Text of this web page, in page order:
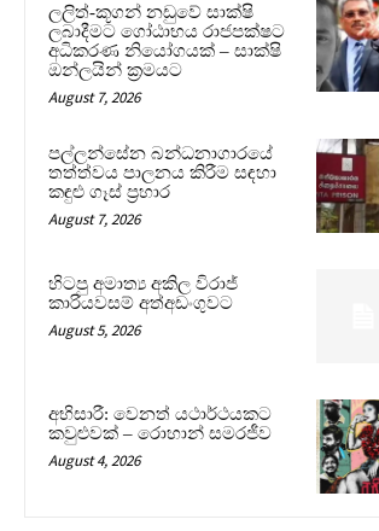
ලලිත්-කූගන් නඩුවේ සාක්ෂි
ලබාදීමට ගෝඨාභය රාජපක්ෂට
අධිකරණ නියෝගයක් – සාක්ෂි
ඔන්ලයින් ක්‍රමයට
August 7, 2026
පල්ලන්සේන බන්ධනාගාරයේ
තත්ත්වය පාලනය කිරීම සඳහා
කඳුළු ගෑස් ප්‍රහාර
August 7, 2026
හිටපු අමාත්‍ය අකිල විරාජ්
කාරියවසම් අත්අඩංගුවට
August 5, 2026
අභිසාරී: වෙනත් යථාර්ථයකට
කවුළුවක් – රොහාන් සමරජීව
August 4, 2026